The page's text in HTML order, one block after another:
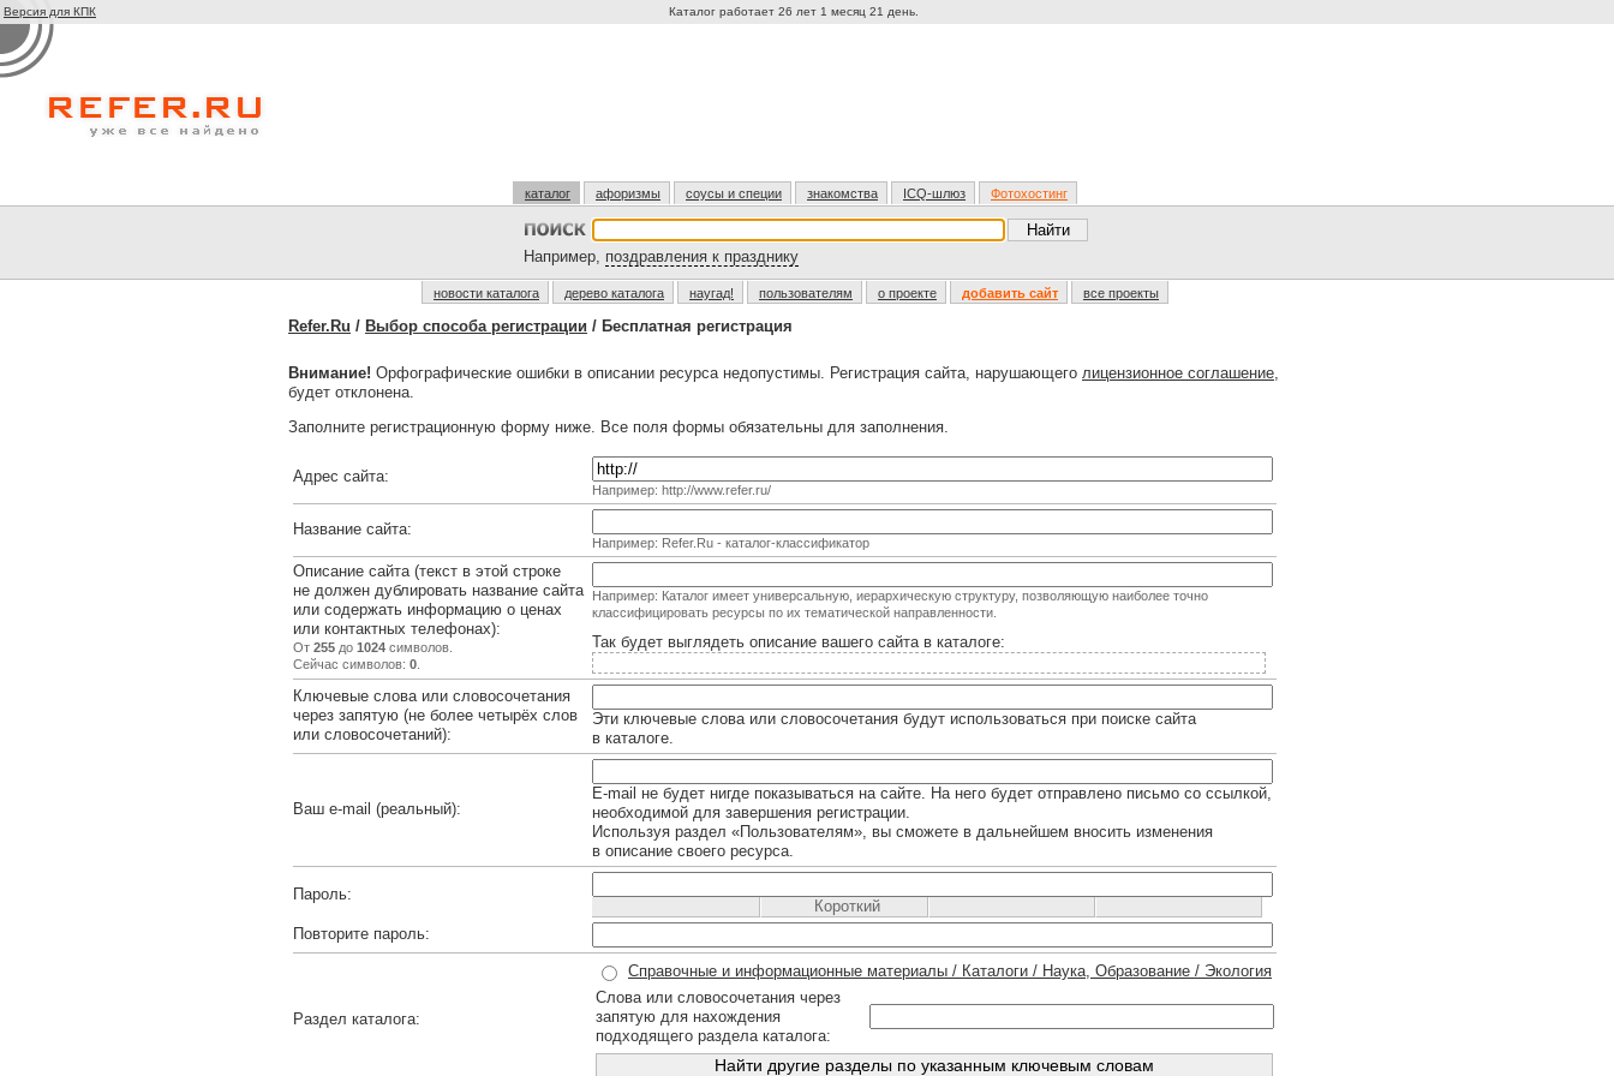
Версия для КПК Каталог работает 26 лет 1 месяц 21 день.
каталог афоризмы соусы и специи знакомства ICQ-шлюз Фотохостинг
Например, поздравления к празднику
новости каталога дерево каталога наугад! пользователям о проекте добавить сайт все проекты
Refer.Ru / Выбор способа регистрации / Бесплатная регистрация
Внимание! Орфографические ошибки в описании ресурса недопустимы. Регистрация сайта, нарушающего лицензионное соглашение
будет отклонена.
Заполните регистрационную форму ниже. Все поля формы обязательны для заполнения.
Адрес сайта:
Например: http://www.refer.ru/
Название сайта:
Например: Refer.Ru - каталог-классификатор
Описание сайта (текст в этой строке
не должен дублировать название сайта
или содержать информацию о ценах
или контактных телефонах):
От 255 до 1024 символов.
Сейчас символов: 0
Например: Каталог имеет универсальную, иерархическую структуру, позволяющую наиболее точно
классифицировать ресурсы по их тематической направленности.
Так будет выглядеть описание вашего сайта в каталоге:
Ключевые слова или словосочетания
через запятую (не более четырёх слов
или словосочетаний):
Эти ключевые слова или словосочетания будут использоваться при поиске сайта
в каталоге.
Ваш e-mail (реальный):
E-mail не будет нигде показываться на сайте. На него будет отправлено письмо со ссылкой,
необходимой для завершения регистрации.
Используя раздел «Пользователям», вы сможете в дальнейшем вносить изменения
в описание своего ресурса.
Пароль:
Короткий
Повторите пароль:
Раздел каталога:
Справочные и информационные материалы / Каталоги / Наука, Образование / Экология
Слова или словосочетания через
запятую для нахождения
подходящего раздела каталога: